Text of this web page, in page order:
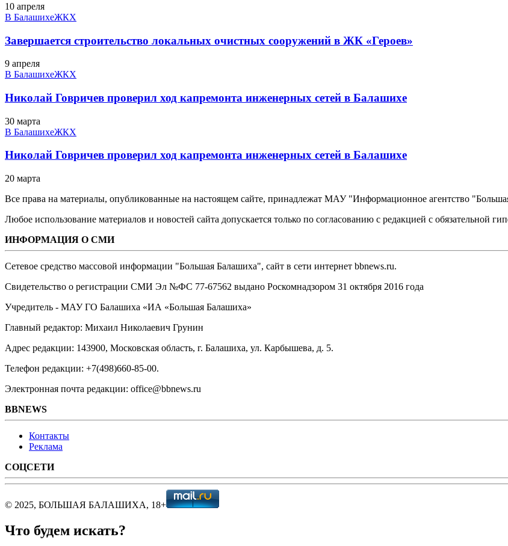
10 апреля
В БалашихеЖКХ
Завершается строительство локальных очистных сооружений в ЖК «Героев»
9 апреля
В БалашихеЖКХ
Николай Говричев проверил ход капремонта инженерных сетей в Балашихе
30 марта
В БалашихеЖКХ
Николай Говричев проверил ход капремонта инженерных сетей в Балашихе
20 марта
Все права на материалы, опубликованные на настоящем сайте, принадлежат МАУ "Информационное агентство
Любое использование материалов и новостей сайта допускается только по согласованию с редакцией с обязательной
ИНФОРМАЦИЯ О СМИ
Сетевое средство массовой информации "Большая Балашиха", сайт в сети интернет bbnews.ru.
Свидетельство о регистрации СМИ Эл №ФС ‎77-67562 выдано Роскомнадзором 31 октября 2016 года
Учредитель - МАУ ГО Балашиха «ИА «Большая Балашиха»
Главный редактор: Михаил Николаевич Грунин
Адрес редакции: 143900, Московская область, г. Балашиха, ул. Карбышева, д. 5.
Телефон редакции: +7(498)660-85-00.
Электронная почта редакции: office@bbnews.ru
BBNEWS
Контакты
Реклама
СОЦСЕТИ
© 2025, БОЛЬШАЯ БАЛАШИХА, 18+
Что будем искать?